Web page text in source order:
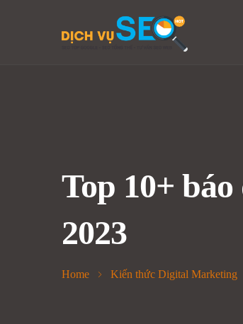
Top 10+
2023
Home Kiến thức Digital Marketing